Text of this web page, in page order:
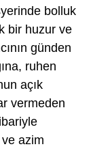
bolluk
bir huzur ve
günden
ruhen
açık
vermeden
azim